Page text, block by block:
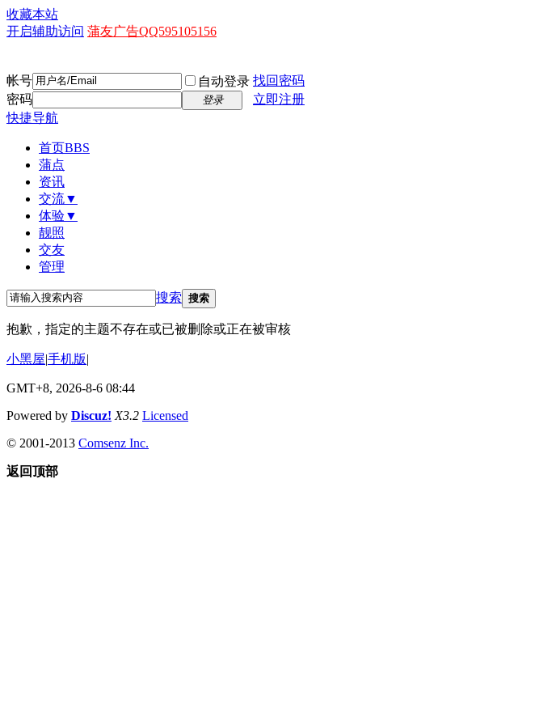
收藏本站
开启辅助访问 蒲友广告QQ595105156
帐号 自动登录 找回密码
密码
登录
立即注册
快捷导航
首页BBS
蒲点
资讯
交流▼
体验▼
靓照
交友
管理
搜索 搜索
抱歉，指定的主题不存在或已被删除或正在被审核
小黑屋|手机版|
GMT+8, 2026-8-6 08:44
Powered by Discuz! X3.2 Licensed
© 2001-2013 Comsenz Inc.
返回顶部